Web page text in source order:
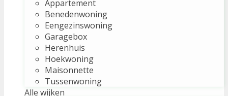
Appartement
Benedenwoning
Eengezinswoning
Garagebox
Herenhuis
Hoekwoning
Maisonnette
Tussenwoning
Alle wijken